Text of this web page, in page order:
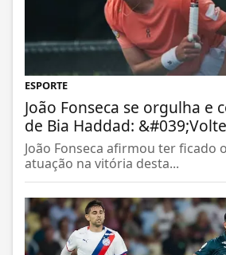
ESPORTE
João Fonseca se orgulha e
de Bia Haddad:
João Fonseca afirmou ter ficado
atuação na vitória desta...